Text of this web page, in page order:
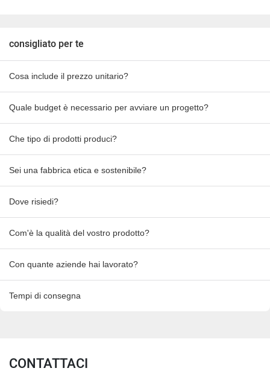
consigliato per te
Cosa include il prezzo unitario?
Quale budget è necessario per avviare un progetto?
Che tipo di prodotti produci?
Sei una fabbrica etica e sostenibile?
Dove risiedi?
Com'è la qualità del vostro prodotto?
Con quante aziende hai lavorato?
Tempi di consegna
CONTATTACI